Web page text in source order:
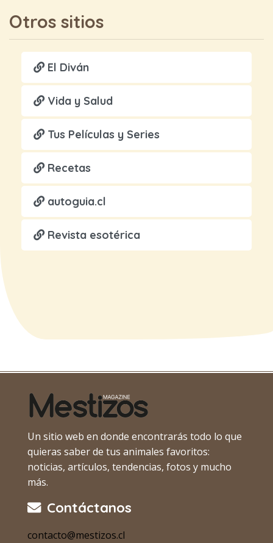
Otros sitios
El Diván
Vida y Salud
Tus Películas y Series
Recetas
autoguia.cl
Revista esotérica
Un sitio web en donde encontrarás todo lo que
quieras saber de tus animales favoritos:
noticias, artículos, tendencias, fotos y mucho
más.
Contáctanos
contacto@mestizos.cl